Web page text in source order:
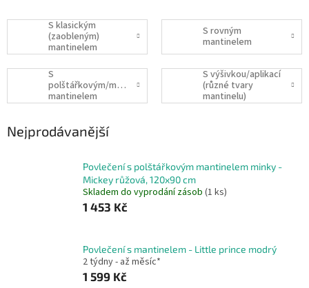
S klasickým
(zaobleným)
mantinelem
S rovným
mantinelem
S
polštářkovým/modulovým
mantinelem
S výšivkou/aplikací
(různé tvary
mantinelu)
Nejprodávanější
Povlečení s polštářkovým mantinelem minky -
Mickey růžová, 120x90 cm
Skladem do vyprodání zásob (1 ks)
1 453 Kč
Povlečení s mantinelem - Little prince modrý
2 týdny - až měsíc*
1 599 Kč